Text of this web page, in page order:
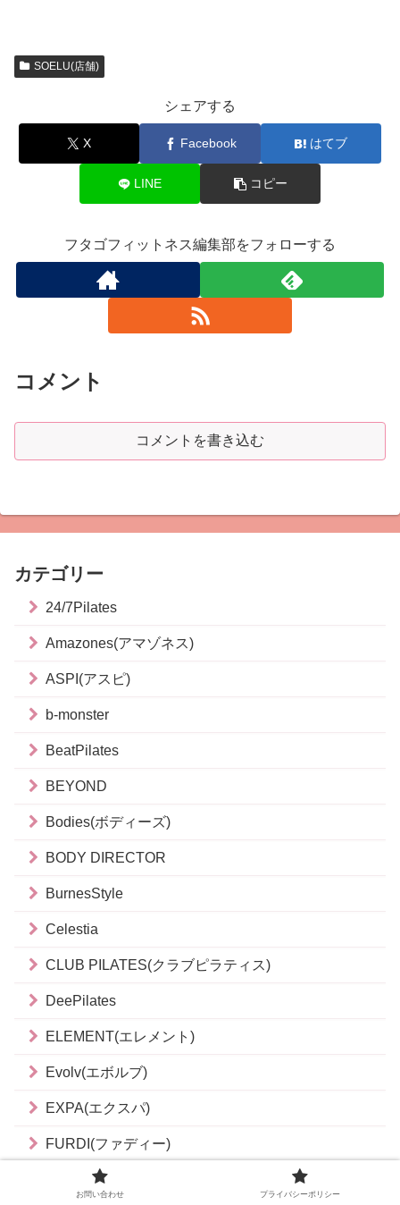
SOELU(店舗)
シェアする
X Facebook はてブ
LINE コピー
フタゴフィットネス編集部をフォローする
コメント
コメントを書き込む
カテゴリー
24/7Pilates
Amazones(アマゾネス)
ASPI(アスピ)
b-monster
BeatPilates
BEYOND
Bodies(ボディーズ)
BODY DIRECTOR
BurnesStyle
Celestia
CLUB PILATES(クラブピラティス)
DeePilates
ELEMENT(エレメント)
Evolv(エボルブ)
EXPA(エクスパ)
FURDI(ファディー)
GOODLIFE GYM(グッドライフジム)
お問い合わせ プライバシーポリシー